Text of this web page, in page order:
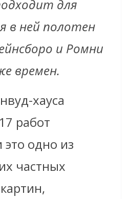
для
в ней полотен
и Ромни
времен.
хауса
работ
это одно из
частных